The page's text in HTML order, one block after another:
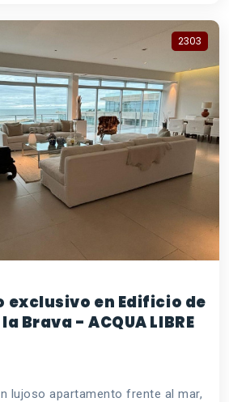
2303
en Edificio de
Brava - ACQUA LIBRE
lujoso apartamento frente al mar,